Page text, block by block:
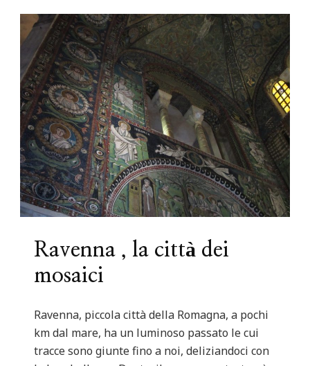
Ravenna , la città dei
mosaici
Ravenna, piccola città della Romagna, a pochi
km dal mare, ha un luminoso passato le cui
tracce sono giunte fino a noi, deliziandoci con